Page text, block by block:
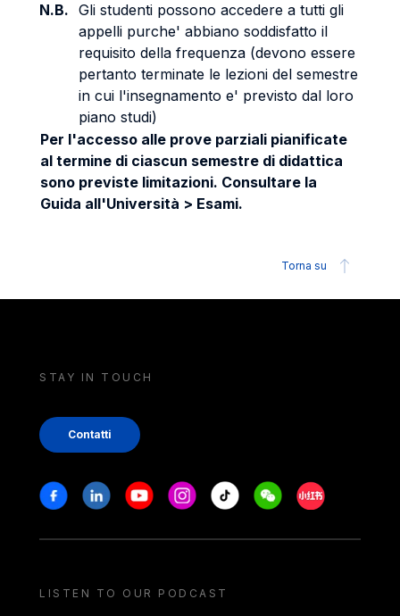
N.B. Gli studenti possono accedere a tutti gli
appelli purche' abbiano soddisfatto il
requisito della frequenza (devono essere
pertanto terminate le lezioni del semestre
in cui l'insegnamento e' previsto dal loro
piano studi)
Per l'accesso alle prove parziali pianificate
al termine di ciascun semestre di didattica
sono previste limitazioni. Consultare la
Guida all'Università > Esami.
Torna su
STAY IN TOUCH
Contatti
Stay in touch
FacebookLinkedinYoutubeInstagram
Tiktok WeechatXiaohongshu/
LISTEN TO OUR PODCAST